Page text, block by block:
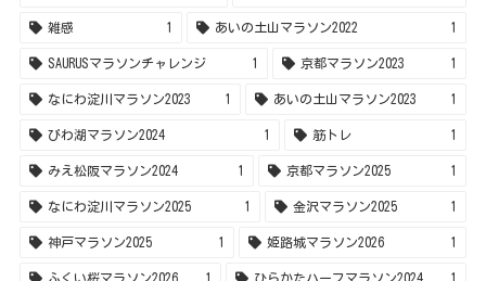
雑感 1 あいの土山マラソン2022 1
SAURUSマラソンチャレンジ 1 京都マラソン2023 1
なにわ淀川マラソン2023 1 あいの土山マラソン2023 1
びわ湖マラソン2024 1 筋トレ 1
みえ松阪マラソン2024 1 京都マラソン2025 1
なにわ淀川マラソン2025 1 金沢マラソン2025 1
神戸マラソン2025 1 姫路城マラソン2026 1
ふくい桜マラソン2026 1 ひらかたハーフマラソン2024 1